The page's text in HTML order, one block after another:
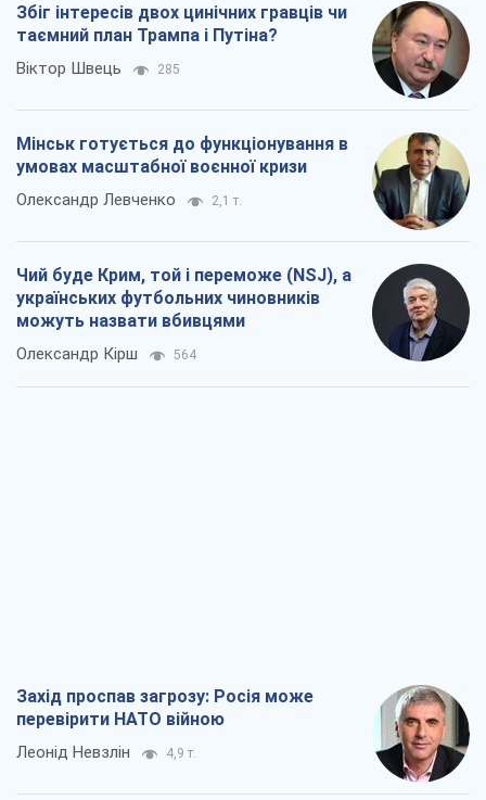
Збіг інтересів двох цинічних гравців чи
таємний план Трампа і Путіна?
Віктор Швець 285
Мінськ готується до функціонування в
умовах масштабної воєнної кризи
Олександр Левченко 2,1 т.
Чий буде Крим, той і переможе (NSJ), а
українських футбольних чиновників
можуть назвати вбивцями
Олександр Кірш 564
Захід проспав загрозу: Росія може
перевірити НАТО війною
Леонід Невзлін 4,9 т.